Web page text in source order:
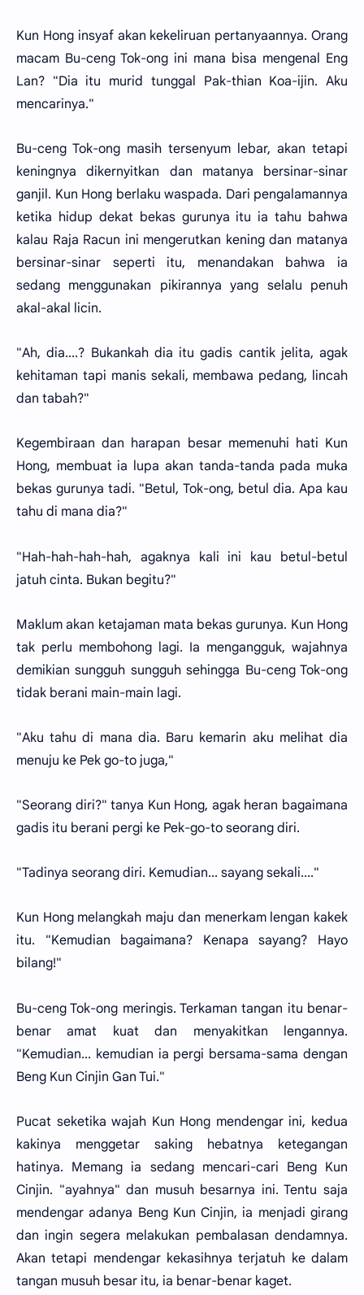
Kun Hong insyaf akan kekeliruan pertanyaannya. Orang
macam Bu-ceng Tok-ong ini mana bisa mengenal Eng
Lan? "Dia itu murid tunggal Pak-thian Koa-ijin. Aku
mencarinya."
Bu-ceng Tok-ong masih tersenyum lebar, akan tetapi
keningnya dikernyitkan dan matanya bersinar-sinar
ganjil. Kun Hong berlaku waspada. Dari pengalamannya
ketika hidup dekat bekas gurunya itu ia tahu bahwa
kalau Raja Racun ini mengerutkan kening dan matanya
bersinar-sinar seperti itu, menandakan bahwa ia
sedang menggunakan pikirannya yang selalu penuh
akal-akal licin.
"Ah, dia....? Bukankah dia itu gadis cantik jelita, agak
kehitaman tapi manis sekali, membawa pedang, lincah
dan tabah?"
Kegembiraan dan harapan besar memenuhi hati Kun
Hong, membuat ia lupa akan tanda-tanda pada muka
bekas gurunya tadi. "Betul, Tok-ong, betul dia. Apa kau
tahu di mana dia?"
"Hah-hah-hah-hah, agaknya kali ini kau betul-betul
jatuh cinta. Bukan begitu?"
Maklum akan ketajaman mata bekas gurunya. Kun Hong
tak perlu membohong lagi. Ia mengangguk, wajahnya
demikian sungguh sungguh sehingga Bu-ceng Tok-ong
tidak berani main-main lagi.
"Aku tahu di mana dia. Baru kemarin aku melihat dia
menuju ke Pek go-to juga,"
"Seorang diri?" tanya Kun Hong, agak heran bagaimana
gadis itu berani pergi ke Pek-go-to seorang diri.
"Tadinya seorang diri. Kemudian... sayang sekali...."
Kun Hong melangkah maju dan menerkam lengan kakek
itu. "Kemudian bagaimana? Kenapa sayang? Hayo
bilang!"
Bu-ceng Tok-ong meringis. Terkaman tangan itu benar-
benar amat kuat dan menyakitkan lengannya.
"Kemudian... kemudian ia pergi bersama-sama dengan
Beng Kun Cinjin Gan Tui."
Pucat seketika wajah Kun Hong mendengar ini, kedua
kakinya menggetar saking hebatnya ketegangan
hatinya. Memang ia sedang mencari-cari Beng Kun
Cinjin. "ayahnya" dan musuh besarnya ini. Tentu saja
mendengar adanya Beng Kun Cinjin, ia menjadi girang
dan ingin segera melakukan pembalasan dendamnya.
Akan tetapi mendengar kekasihnya terjatuh ke dalam
tangan musuh besar itu, ia benar-benar kaget.